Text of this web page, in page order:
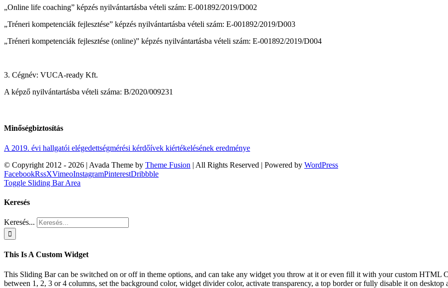
„Online life coaching” képzés nyilvántartásba vételi szám: E-001892/2019/D002
„Tréneri kompetenciák fejlesztése” képzés nyilvántartásba vételi szám: E-001892/2019/D003
„Tréneri kompetenciák fejlesztése (online)” képzés nyilvántartásba vételi szám: E-001892/2019/D004
3. Cégnév: VUCA-ready Kft.
A képző nyilvántartásba vételi száma: B/2020/009231
Minőségbiztosítás
A 2019. évi hallgatói elégedettségmérési kérdőívek kiértékelésének eredménye
© Copyright 2012 - 2026 | Avada Theme by Theme Fusion | All Rights Reserved | Powered by WordPress
FacebookRssXVimeoInstagramPinterestDribbble
Toggle Sliding Bar Area
Keresés
Keresés...
This Is A Custom Widget
This Sliding Bar can be switched on or off in theme options, and can take any widget you throw at it or even fill it with your custom HTML
between 1, 2, 3 or 4 columns, set the background color, widget divider color, activate transparency, a top border or fully disable it on desktop